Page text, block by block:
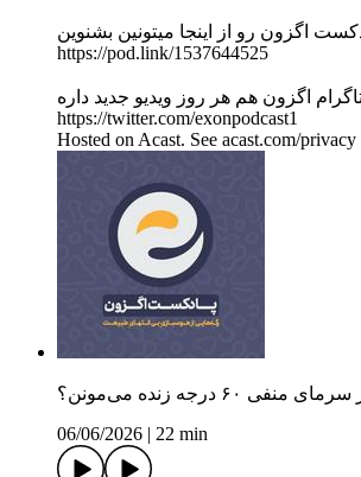
اگزون رو از اینجا میتونین بشنوین
https://pod.link/1537644525
https://twitter.com/exonpodcast1
Hosted on Acast. See acast.com/
06/06/2026
22 min